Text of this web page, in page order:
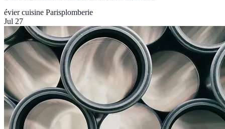
évier cuisine Parisplomberie
Jul 27